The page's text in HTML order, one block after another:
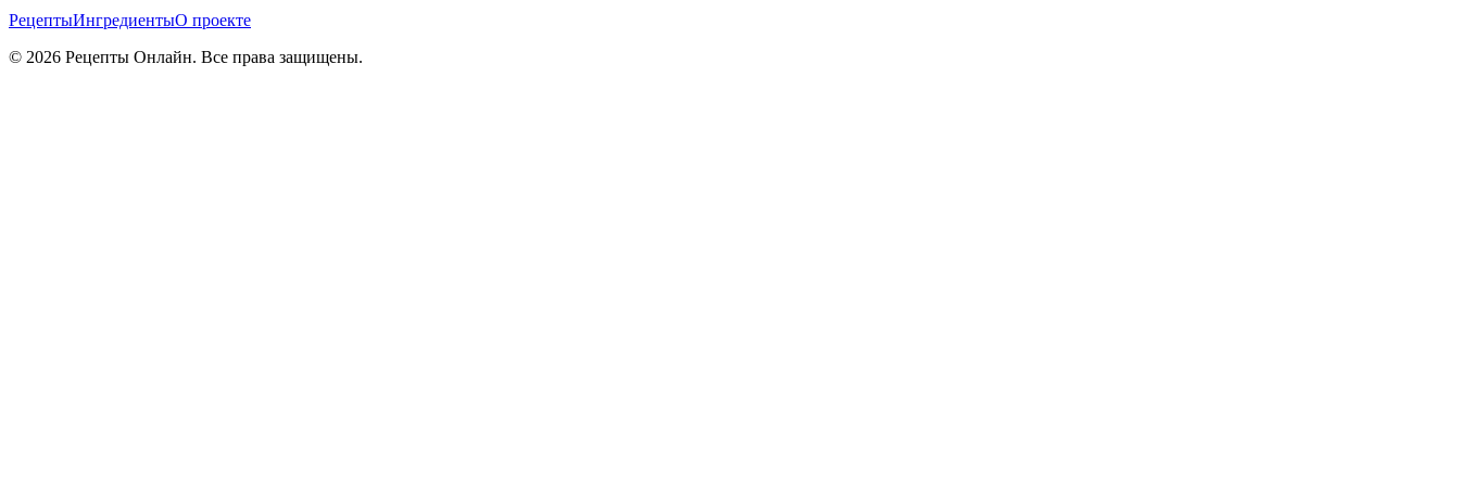
РецептыИнгредиентыО проекте
© 2026 Рецепты Онлайн. Все права защищены.